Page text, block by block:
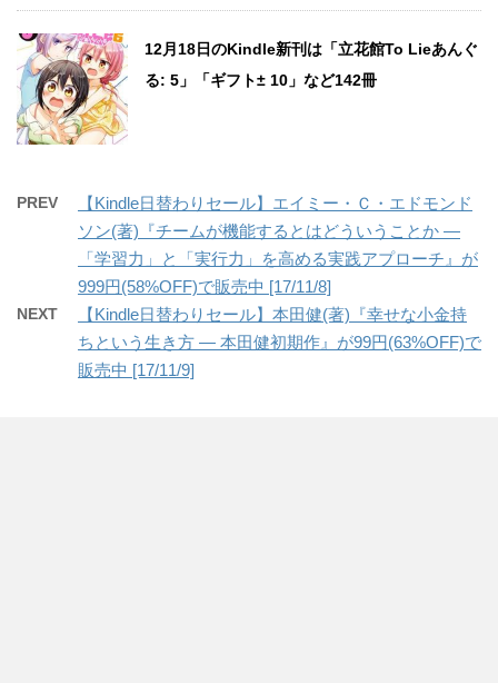
12月18日のKindle新刊は「立花館To Lieあんぐ
る: 5」「ギフト± 10」など142冊
PREV
【Kindle日替わりセール】エイミー・Ｃ・エドモンド
ソン(著)『チームが機能するとはどういうことか ―
「学習力」と「実行力」を高める実践アプローチ』が
999円(58%OFF)で販売中 [17/11/8]
NEXT
【Kindle日替わりセール】本田健(著)『幸せな小金持
ちという生き方 ― 本田健初期作』が99円(63%OFF)で
販売中 [17/11/9]